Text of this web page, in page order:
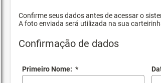
Confirme seus dados antes de acessar o
A foto enviada será utilizada na sua
Confirmação de dados
Primeiro Nome: *